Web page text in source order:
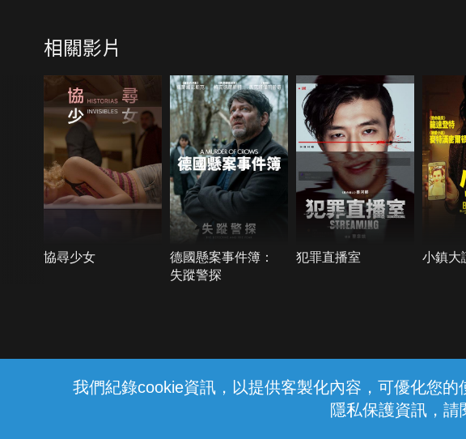
我們紀錄cookie資訊，以提供客製化內容，可優化您
隱私保護資訊，請
相關影片
協尋少女
德國懸案事件簿：
失蹤警探
犯罪直播室 小鎮大
中華電信股份有限